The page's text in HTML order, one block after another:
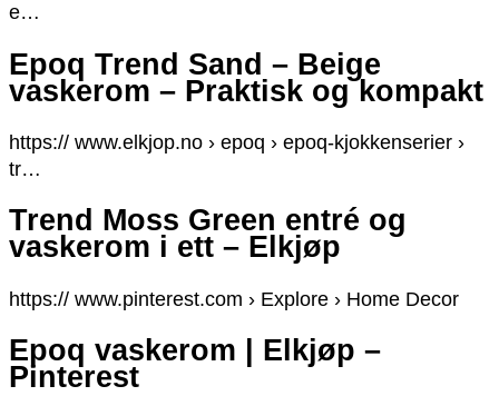
e…
Epoq Trend Sand – Beige
vaskerom – Praktisk og kompakt
https:// www.elkjop.no › epoq › epoq-kjokkenserier ›
tr…
Trend Moss Green entré og
vaskerom i ett – Elkjøp
https:// www.pinterest.com › Explore › Home Decor
Epoq vaskerom | Elkjøp –
Pinterest